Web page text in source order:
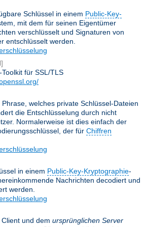
Schlüssel in einem Public-Key-
mit dem für seinen Eigentümer
verschlüsselt und Signaturen von
entschlüsselt werden.
für SSL/TLS
welches private Schlüssel-Dateien
die Entschlüsselung durch nicht
Normalerweise ist dies einfach der
der für Chiffren
in einem Public-Key-Kryptographie-
Nachrichten decodiert und
werden.
und dem ursprünglichen Server